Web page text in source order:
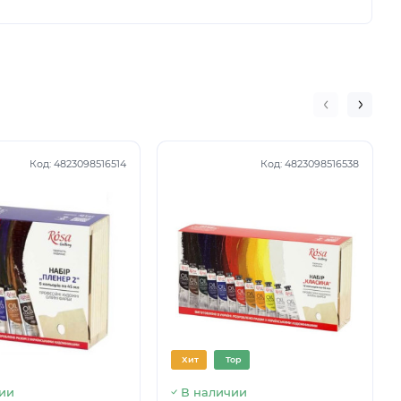
Код: 4823098516514 Код: 4823098516538
Хит Top
В наличии